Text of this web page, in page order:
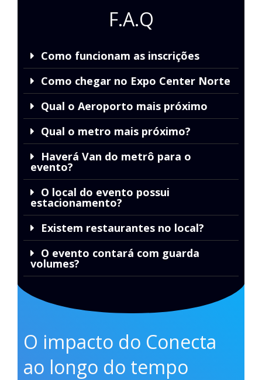
F.A.Q
Como funcionam as inscrições
Como chegar no Expo Center Norte
Qual o Aeroporto mais próximo
Qual o metro mais próximo?
Haverá Van do metrô para o
evento?
O local do evento possui
estacionamento?
Existem restaurantes no local?
O evento contará com guarda
volumes?
O impacto do Conecta
ao longo do tempo